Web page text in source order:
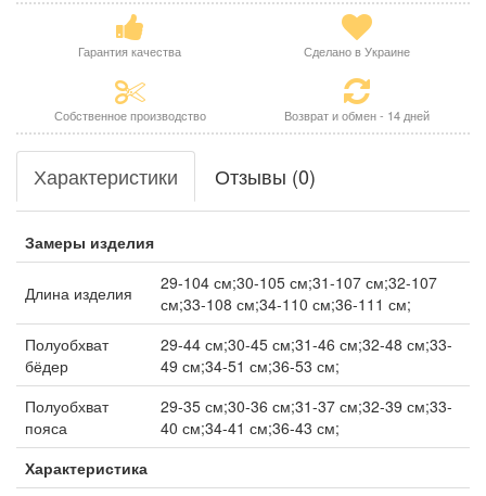
Гарантия качества Сделано в Украине
Собственное производство Возврат и обмен - 14 дней
Характеристики Отзывы (0)
Замеры изделия
Длина изделия
29-104 см;30-105 см;31-107 см;32-107
см;33-108 см;34-110 см;36-111 см;
Полуобхват
бёдер
29-44 см;30-45 см;31-46 см;32-48 см;33-
49 см;34-51 см;36-53 см;
Полуобхват
пояса
29-35 см;30-36 см;31-37 см;32-39 см;33-
40 см;34-41 см;36-43 см;
Характеристика